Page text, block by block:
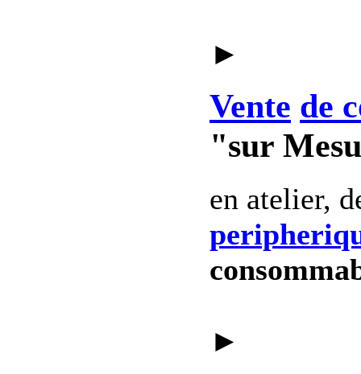
►
Vente de
"sur
en atelier,
►